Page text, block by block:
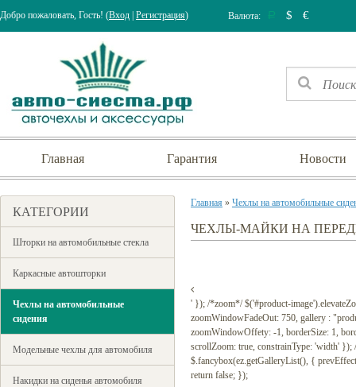
Добро пожаловать, Гость! (Вход Регистрация) Валюта: Р $ €
Главная Гарантия Новости
КАТЕГОРИИ
Шторки на автомобильные стекла
Каркасные автошторки
Чехлы на автомобильные
сидения
Модельные чехлы для автомобиля
Накидки на сиденья автомобиля
Главная » Чехлы на автомобильные
ЧЕХЛЫ-МАЙКИ НА
' }); /*zoom*/ $('#product-
zoomWindowFadeOut: 750, gallery :
zoomWindowOffety: -1, borderSize: 1,
scrollZoom: true, constrainType: 'width'
$.fancybox(ez.getGalleryList(), {
return false; });